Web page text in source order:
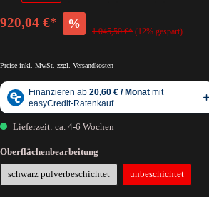
920,04 €* %
1.045,50 €* (12% gespart)
Preise inkl. MwSt. zzgl. Versandkosten
Lieferzeit: ca. 4-6 Wochen
Oberflächenbearbeitung
schwarz pulverbeschichtet unbeschichtet